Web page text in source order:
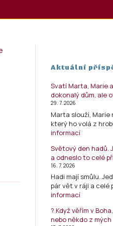
Aktuální
Svatí Marta, Marie
dokonalý dům, ale
29. 7. 2026
Marta slouží, Marie
který ho volá z
informací
Světový den hadů.
a odneslo to celé
16. 7. 2026
Hadi mají smůlu.
pár vět v ráji a
informací
? Když věřím v
nebo někdo z